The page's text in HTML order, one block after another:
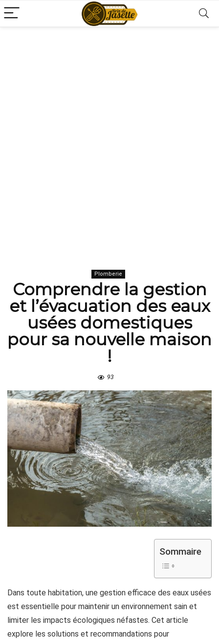
Plomberie
Comprendre la gestion
et l’évacuation des eaux
usées domestiques
pour sa nouvelle maison
!
93
Sommaire
Dans toute habitation, une gestion efficace des eaux usées
est essentielle pour maintenir un environnement sain et
limiter les impacts écologiques néfastes. Cet article
explore les solutions et recommandations pour